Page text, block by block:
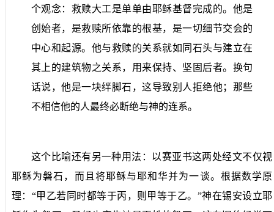
个观念：救赎大工是单单由耶稣基督完成的。他是
创始者，是救赎所依靠的根基，是一切细节交会的
中心和起源。他与救赎的关系就如同石头与建立在
其上的建筑物之关系，用来保持、坚固后者。换句
话说，他是一块绊脚石，这导致别人拒绝他；那些
不相信他的人最终必断绝与神的连系。
这个比喻还有另一种用法：以赛亚书这两处经文不仅视
耶稣为磐石，而且将耶稣与耶和华并为一谈。根据数学原
理：“甲乙若同时都等于丙，则甲等于乙。”神在锡安设立耶